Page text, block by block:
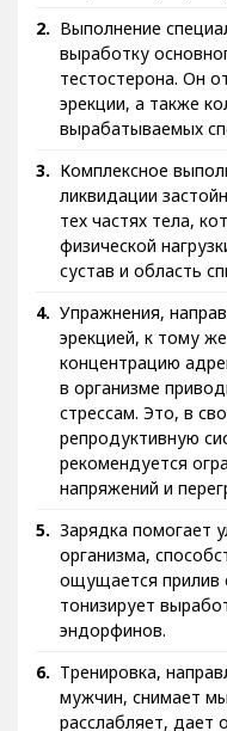
Выполнение
выработку
тестостерона. Он
эрекции, а также
вырабатываемых
Комплексное
ликвидации
тех частях тела,
физической
сустав и область
Упражнения,
эрекцией, к тому
концентрацию
в организме
стрессам. Это, в
репродуктивную
рекомендуется
напряжений и
Зарядка помогает
организма,
ощущается прилив
тонизирует
эндорфинов.
Тренировка,
мужчин, снимает
расслабляет, дает